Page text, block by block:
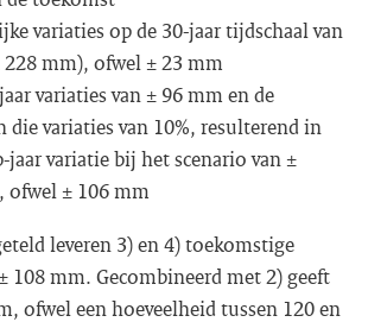
variaties op de 30-jaar tijdschaal van
228 mm), ofwel ± 23 mm
variaties van ± 96 mm en de
die variaties van 10%, resulterend in
jaar variatie bij het scenario van ±
ofwel ± 106 mm
leveren 3) en 4) toekomstige
108 mm. Gecombineerd met 2) geeft
ofwel een hoeveelheid tussen 120 en